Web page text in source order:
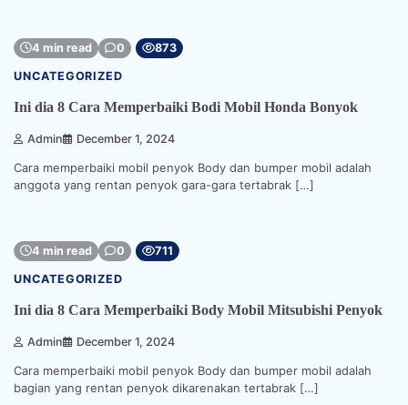
4 min read 0 873
UNCATEGORIZED
Ini dia 8 Cara Memperbaiki Bodi Mobil Honda Bonyok
Admin December 1, 2024
Cara memperbaiki mobil penyok Body dan bumper mobil adalah
anggota yang rentan penyok gara-gara tertabrak […]
4 min read 0 711
UNCATEGORIZED
Ini dia 8 Cara Memperbaiki Body Mobil Mitsubishi Penyok
Admin December 1, 2024
Cara memperbaiki mobil penyok Body dan bumper mobil adalah
bagian yang rentan penyok dikarenakan tertabrak […]